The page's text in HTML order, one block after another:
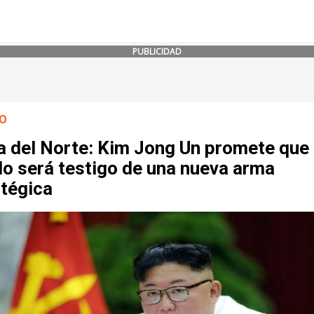
PUBLICIDAD
del Norte: Kim Jong Un promete que
será testigo de una nueva arma